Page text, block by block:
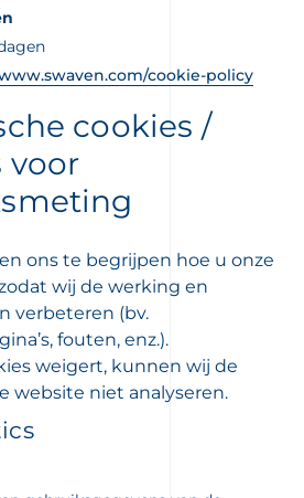
cookie-policy
cookies /
voor
ons te begrijpen hoe u onze
wij de werking en
verbeteren (bv.
fouten, enz.).
weigert, kunnen wij de
website niet analyseren.